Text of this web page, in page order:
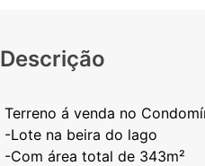
Descrição
Terreno á venda no
-Lote na beira do lago
-Com área total de 343m²